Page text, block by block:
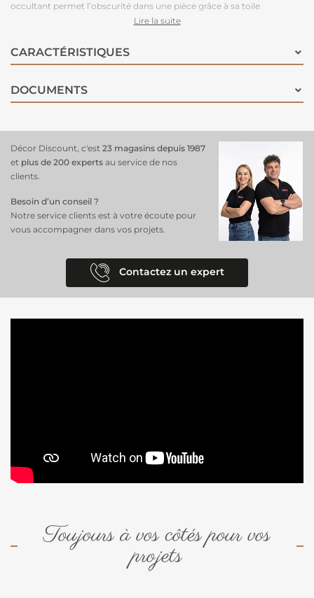
occultant permet l’obscurité dans une pièce grâce à sa toile
occultante. Idéal pour les chambres à coucher.
Lire la suite
CARACTÉRISTIQUES
DOCUMENTS
Décor Discount, c'est 23 magasins depuis 1987
et plus de 200 experts au service de nos
clients.
Besoin d’un conseil ?
Notre service clients est à votre écoute pour
vous accompagner dans vos projets.
Contactez un expert
Toujours à vos côtés pour vos
projets